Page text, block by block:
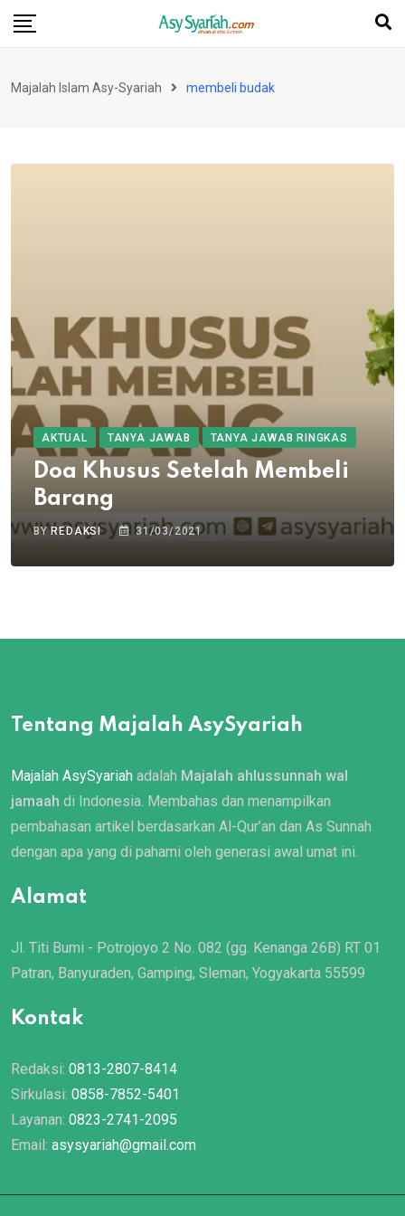
Skip
Majalah Islam Asy-Syariah membeli budak
AKTUAL TANYA JAWAB TANYA JAWAB RINGKAS
Doa Khusus Setelah Membeli
Barang
BYREDAKSI 31/03/2021
Tentang Majalah AsySyariah
Majalah AsySyariah adalah Majalah ahlussunnah wal
jamaah di Indonesia. Membahas dan menampilkan
pembahasan artikel berdasarkan Al-Qur’an dan As Sunnah
dengan apa yang di pahami oleh generasi awal umat ini.
Alamat
Jl. Titi Bumi - Potrojoyo 2 No. 082 (gg. Kenanga 26B) RT 01
Patran, Banyuraden, Gamping, Sleman, Yogyakarta 55599
Kontak
Redaksi: 0813-2807-8414
Sirkulasi: 0858-7852-5401
Layanan: 0823-2741-2095
Email: asysyariah@gmail.com